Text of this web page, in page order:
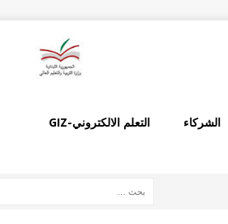
الشركاء التعلم الالكتروني-GIZ